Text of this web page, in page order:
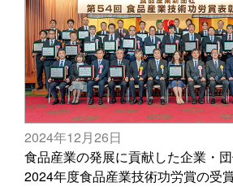
2024年12月26日
食品産業の発展に貢献した企業・団
2024年度食品産業技術功労賞の受